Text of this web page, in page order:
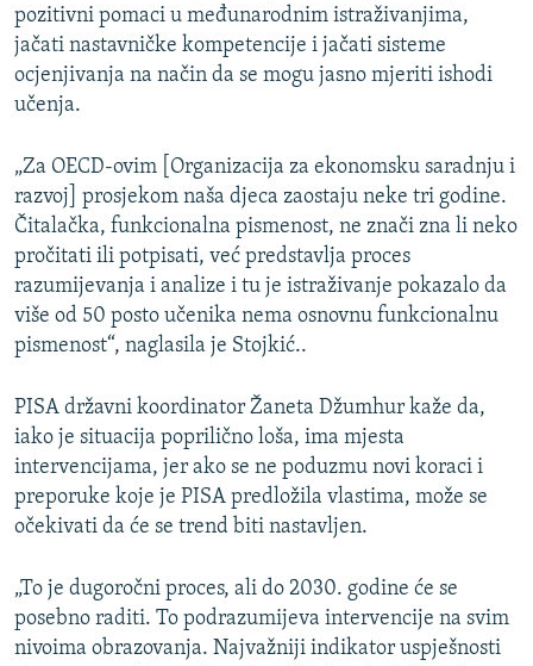
pozitivni pomaci u međunarodnim istraživanjima,
jačati nastavničke kompetencije i jačati sisteme
ocjenjivanja na način da se mogu jasno mjeriti ishodi
učenja.
„Za OECD-ovim [Organizacija za ekonomsku saradnju i
razvoj] prosjekom naša djeca zaostaju neke tri godine.
Čitalačka, funkcionalna pismenost, ne znači zna li neko
pročitati ili potpisati, već predstavlja proces
razumijevanja i analize i tu je istraživanje pokazalo da
više od 50 posto učenika nema osnovnu funkcionalnu
pismenost“, naglasila je Stojkić..
PISA državni koordinator Žaneta Džumhur kaže da,
iako je situacija poprilično loša, ima mjesta
intervencijama, jer ako se ne poduzmu novi koraci i
preporuke koje je PISA predložila vlastima, može se
očekivati da će se trend biti nastavljen.
„To je dugoročni proces, ali do 2030. godine će se
posebno raditi. To podrazumijeva intervencije na svim
nivoima obrazovanja. Najvažniji indikator uspješnosti